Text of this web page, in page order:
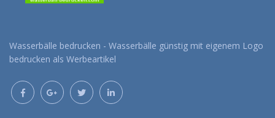
Wasserbälle bedrucken - Wasserbälle günstig mit eigenem Logo
bedrucken als Werbeartikel